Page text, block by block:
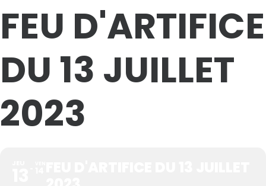
FEU D'ARTIFICE
DU 13 JUILLET
2023